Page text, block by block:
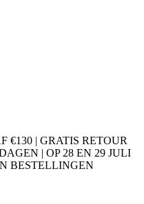
€130 | GRATIS RETOUR
| OP 28 EN 29 JULI
BESTELLINGEN